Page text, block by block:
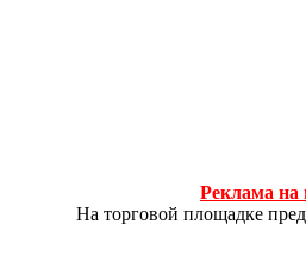
Реклама на
На торговой площадке